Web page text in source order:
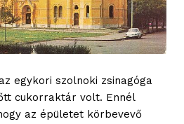
egykori szolnoki zsinagóga
cukorraktár volt. Ennél
az épületet körbevevő